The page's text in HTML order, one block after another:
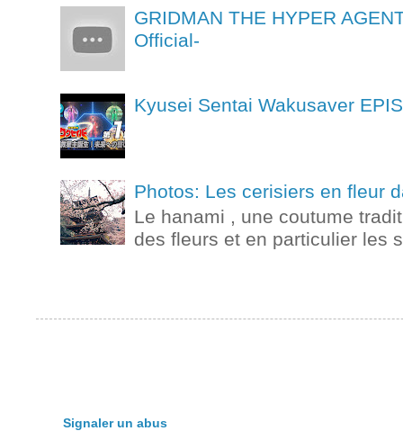
GRIDMAN THE HYPER
Official-
Kyusei Sentai Wakusaver
Photos: Les cerisiers en fleur
Le hanami , une coutume
des fleurs et en particulier les
Signaler un abus